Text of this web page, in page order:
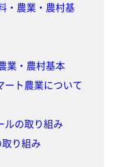
・農業・農村基
業・農村基本
ート農業について
ルの取り組み
り組み